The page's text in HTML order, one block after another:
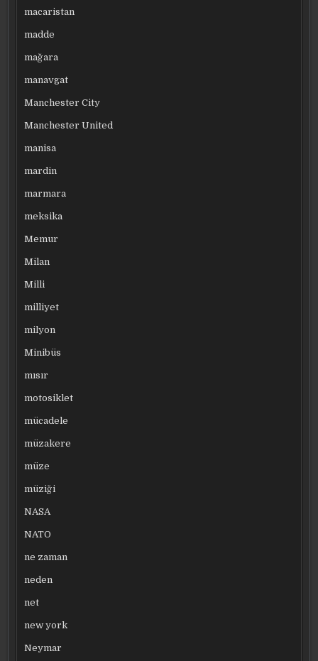
macaristan
madde
mağara
manavgat
Manchester City
Manchester United
manisa
mardin
marmara
meksika
Memur
Milan
Milli
milliyet
milyon
Minibüs
mısır
motosiklet
mücadele
müzakere
müze
müziği
NASA
NATO
ne zaman
neden
net
new york
Neymar